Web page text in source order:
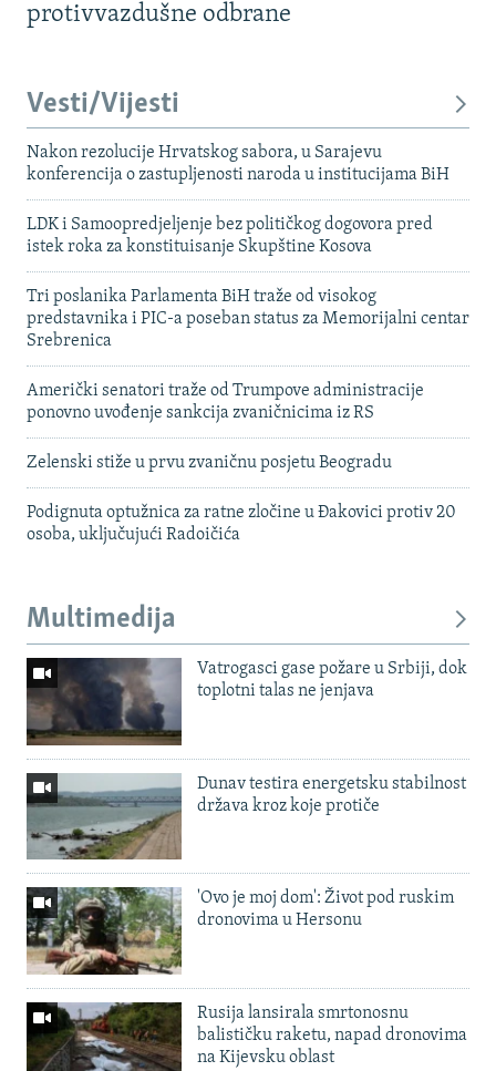
protivvazdušne odbrane
Vesti/Vijesti
Nakon rezolucije Hrvatskog sabora, u Sarajevu
konferencija o zastupljenosti naroda u institucijama BiH
LDK i Samoopredjeljenje bez političkog dogovora pred
istek roka za konstituisanje Skupštine Kosova
Tri poslanika Parlamenta BiH traže od visokog
predstavnika i PIC-a poseban status za Memorijalni centar
Srebrenica
Američki senatori traže od Trumpove administracije
ponovno uvođenje sankcija zvaničnicima iz RS
Zelenski stiže u prvu zvaničnu posjetu Beogradu
Podignuta optužnica za ratne zločine u Đakovici protiv 20
osoba, uključujući Radoičića
Multimedija
Vatrogasci gase požare u Srbiji, dok
toplotni talas ne jenjava
Dunav testira energetsku stabilnost
država kroz koje protiče
'Ovo je moj dom': Život pod ruskim
dronovima u Hersonu
Rusija lansirala smrtonosnu
balističku raketu, napad dronovima
na Kijevsku oblast